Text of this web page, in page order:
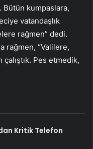
Bütün kumpaslara,
vatandaşlık
rağmen” dedi.
rağmen, “Valilere,
Pes etmedik,
Kritik Telefon